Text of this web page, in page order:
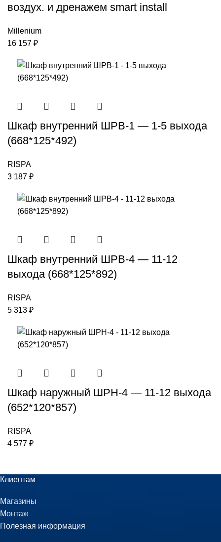
воздух. и дренажем smart install
Millenium
16 157 ₽
Шкаф внутренний ШРВ-1 — 1-5 выхода
(668*125*492)
RISPA
3 187 ₽
Шкаф внутренний ШРВ-4 — 11-12
выхода (668*125*892)
RISPA
5 313 ₽
Шкаф наружный ШРН-4 — 11-12 выхода
(652*120*857)
RISPA
4 577 ₽
Клиентам
Магазины
Монтаж
Полезная информация